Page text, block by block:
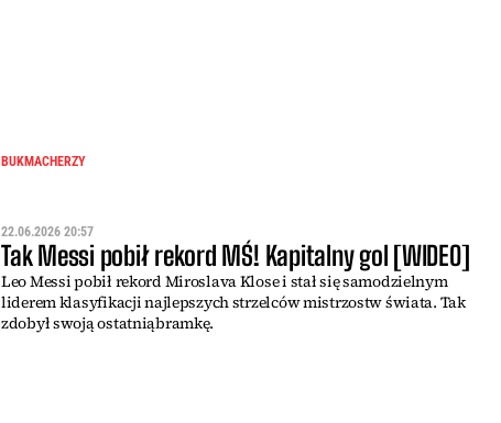
BUKMACHERZY
22.06.2026 20:57
Tak Messi pobił rekord MŚ! Kapitalny gol [WIDEO]
Leo Messi pobił rekord Miroslava Klose i stał się samodzielnym
liderem klasyfikacji najlepszych strzelców mistrzostw świata. Tak
zdobył swoją ostatniąbramkę.